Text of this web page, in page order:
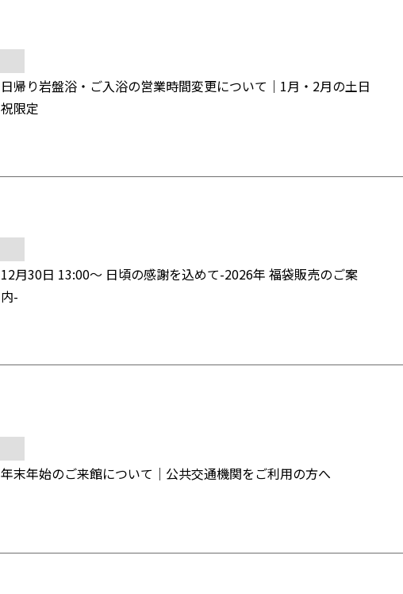
日帰り岩盤浴・ご入浴の営業時間変更について｜1月・2月の土日
祝限定
12月30日 13:00～ 日頃の感謝を込めて-2026年 福袋販売のご案
内-
年末年始のご来館について｜公共交通機関をご利用の方へ